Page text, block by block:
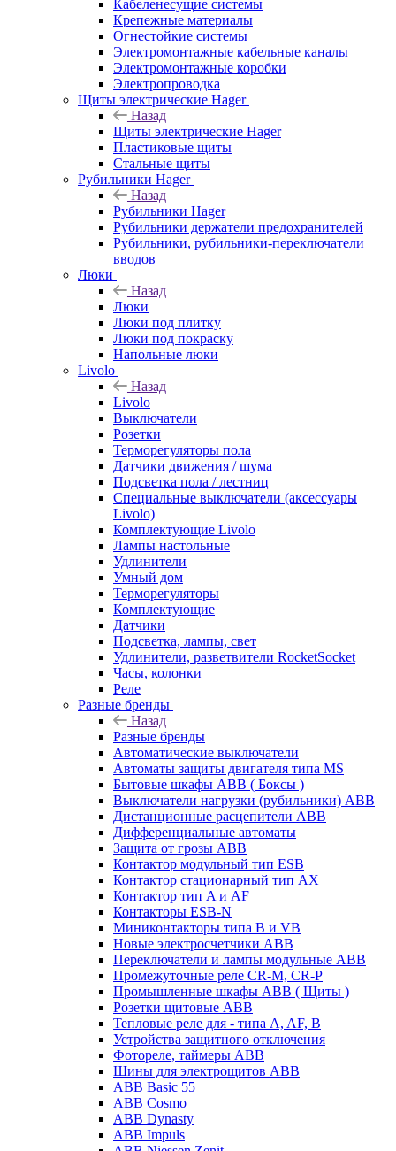
Кабеленесущие системы
Крепежные материалы
Огнестойкие системы
Электромонтажные кабельные каналы
Электромонтажные коробки
Электропроводка
Щиты электрические Hager
Назад
Щиты электрические Hager
Пластиковые щиты
Стальные щиты
Рубильники Hager
Назад
Рубильники Hager
Рубильники держатели предохранителей
Рубильники, рубильники-переключатели
вводов
Люки
Назад
Люки
Люки под плитку
Люки под покраску
Напольные люки
Livolo
Назад
Livolo
Выключатели
Розетки
Терморегуляторы пола
Датчики движения / шума
Подсветка пола / лестниц
Специальные выключатели (аксессуары
Livolo)
Комплектующие Livolo
Лампы настольные
Удлинители
Умный дом
Терморегуляторы
Комплектующие
Датчики
Подсветка, лампы, свет
Удлинители, разветвители RocketSocket
Часы, колонки
Реле
Разные бренды
Назад
Разные бренды
Автоматические выключатели
Автоматы защиты двигателя типа MS
Бытовые шкафы ABB ( Боксы )
Выключатели нагрузки (рубильники) ABB
Дистанционные расцепители ABB
Дифференциальные автоматы
Защита от грозы ABB
Контактор модульный тип ESB
Контактор стационарный тип AX
Контактор тип A и AF
Контакторы ESB-N
Миниконтакторы типа B и VB
Новые электросчетчики ABB
Переключатели и лампы модульные ABB
Промежуточные реле CR-M, CR-P
Промышленные шкафы ABB ( Щиты )
Розетки щитовые ABB
Тепловые реле для - типа A, AF, B
Устройства защитного отключения
Фотореле, таймеры ABB
Шины для электрощитов АВВ
ABB Basic 55
ABB Cosmo
ABB Dynasty
ABB Impuls